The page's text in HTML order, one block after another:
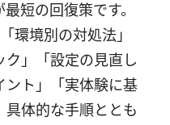
短の回復策です。
環境別の対処法」
ク」「設定の見直し
ント」「実体験に基
具体的な手順ととも